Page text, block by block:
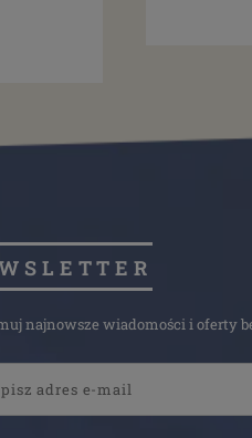
najnowsze wiadomości i oferty